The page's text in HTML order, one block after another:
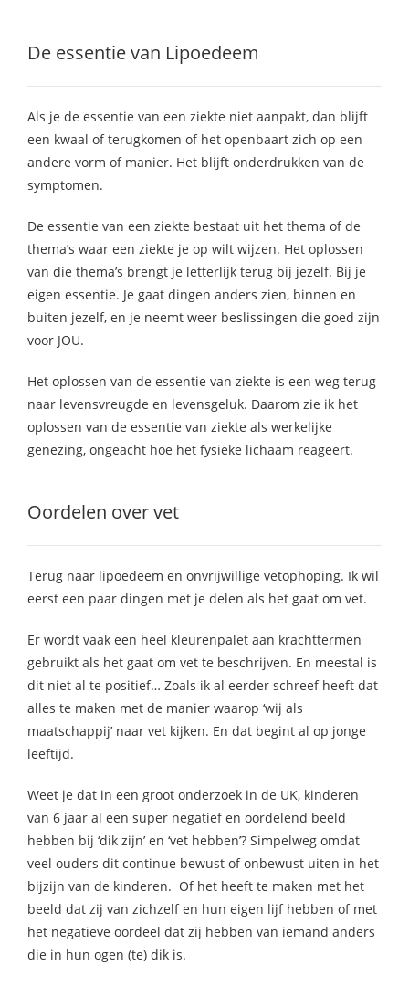
De essentie van Lipoedeem
Als je de essentie van een ziekte niet aanpakt, dan blijft
een kwaal of terugkomen of het openbaart zich op een
andere vorm of manier. Het blijft onderdrukken van de
symptomen.
De essentie van een ziekte bestaat uit het thema of de
thema’s waar een ziekte je op wilt wijzen. Het oplossen
van die thema’s brengt je letterlijk terug bij jezelf. Bij je
eigen essentie. Je gaat dingen anders zien, binnen en
buiten jezelf, en je neemt weer beslissingen die goed zijn
voor JOU.
Het oplossen van de essentie van ziekte is een weg terug
naar levensvreugde en levensgeluk. Daarom zie ik het
oplossen van de essentie van ziekte als werkelijke
genezing, ongeacht hoe het fysieke lichaam reageert.
Oordelen over vet
Terug naar lipoedeem en onvrijwillige vetophoping. Ik wil
eerst een paar dingen met je delen als het gaat om vet.
Er wordt vaak een heel kleurenpalet aan krachttermen
gebruikt als het gaat om vet te beschrijven. En meestal is
dit niet al te positief… Zoals ik al eerder schreef heeft dat
alles te maken met de manier waarop ‘wij als
maatschappij’ naar vet kijken. En dat begint al op jonge
leeftijd.
Weet je dat in een groot onderzoek in de UK, kinderen
van 6 jaar al een super negatief en oordelend beeld
hebben bij ‘dik zijn’ en ‘vet hebben’? Simpelweg omdat
veel ouders dit continue bewust of onbewust uiten in het
bijzijn van de kinderen. Of het heeft te maken met het
beeld dat zij van zichzelf en hun eigen lijf hebben of met
het negatieve oordeel dat zij hebben van iemand anders
die in hun ogen (te) dik is.